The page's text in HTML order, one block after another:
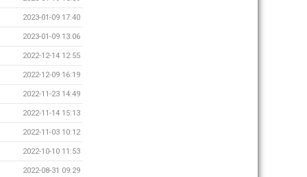
2023-01-09 17:40
2023-01-09 13:06
2022-12-14 12:55
2022-12-09 16:19
2022-11-23 14:49
2022-11-14 15:13
2022-11-03 10:12
2022-10-10 11:53
2022-08-31 09:29